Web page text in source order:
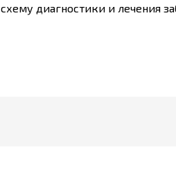
схему диагностики и лечения